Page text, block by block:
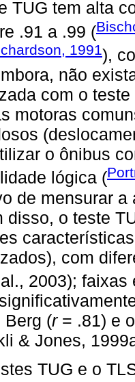
TUG tem alta
.91 a .99 (
1991),
não
com o
motoras
o ônibus
lógica (
de mensurar
disso, o teste
com
2003); faixas
Berg (r= .81) e
& Jones,
TUG e o